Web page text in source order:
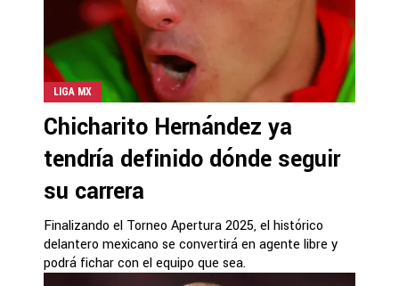
LIGA MX
Chicharito Hernández ya
tendría definido dónde seguir
su carrera
Finalizando el Torneo Apertura 2025, el histórico
delantero mexicano se convertirá en agente libre y
podrá fichar con el equipo que sea.